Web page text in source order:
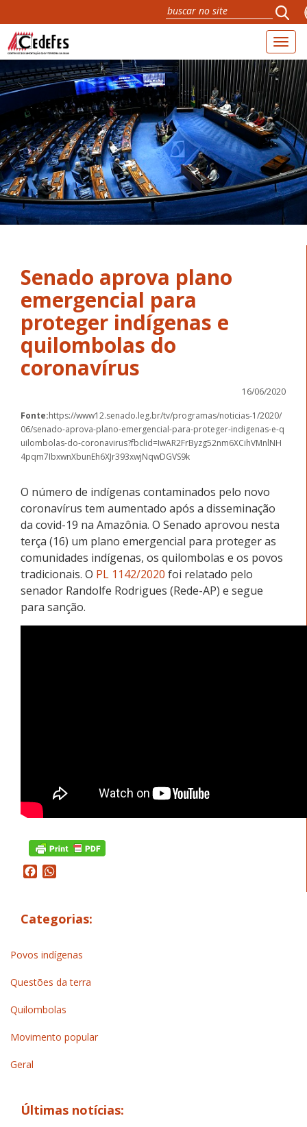
Senado aprova plano
emergencial para
proteger indígenas e
quilombolas do
coronavírus
16/06/2020
Fonte:https://www12.senado.leg.br/tv/programas/noticias-1/2020/
06/senado-aprova-plano-emergencial-para-proteger-indigenas-e-q
uilombolas-do-coronavirus?fbclid=IwAR2FrByzg52nm6XCihVMnlNH
4pqm7IbxwnXbunEh6XJr393xwjNqwDGVS9k
O número de indígenas contaminados pelo novo
coronavírus tem aumentado após a disseminação
da covid-19 na Amazônia. O Senado aprovou nesta
terça (16) um plano emergencial para proteger as
comunidades indígenas, os quilombolas e os povos
tradicionais. O PL 1142/2020 foi relatado pelo
senador Randolfe Rodrigues (Rede-AP) e segue
para sanção.
Facebook
Categorias:
Povos indígenas
Questões da terra
Quilombolas
Movimento popular
Geral
Últimas notícias: